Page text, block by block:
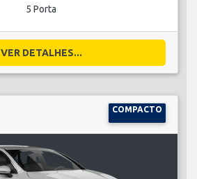
5 Porta
VER DETALHES...
COMPACTO